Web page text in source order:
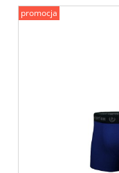
promocja